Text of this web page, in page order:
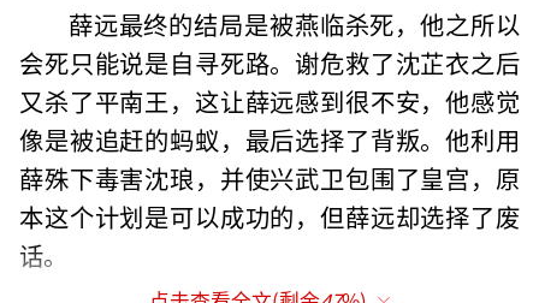
薛远最终的结局是被燕临杀死，他之所以
会死只能说是自寻死路。谢危救了沈芷衣之后
又杀了平南王，这让薛远感到很不安，他感觉
像是被追赶的蚂蚁，最后选择了背叛。他利用
薛殊下毒害沈琅，并使兴武卫包围了皇宫，原
本这个计划是可以成功的，但薛远却选择了废
话。